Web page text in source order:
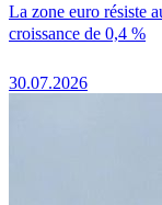
La zone euro résiste
croissance de 0,4 %
30.07.2026